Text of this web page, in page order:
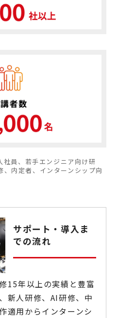
員、若手エンジニア向け研
内定者、インターンシップ向
サポート・導入ま
での流れ
15年以上の実績と豊富
新人研修、AI研修、中
適用からインターンシ